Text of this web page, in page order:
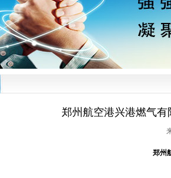
郑州航空港兴港燃气
郑州